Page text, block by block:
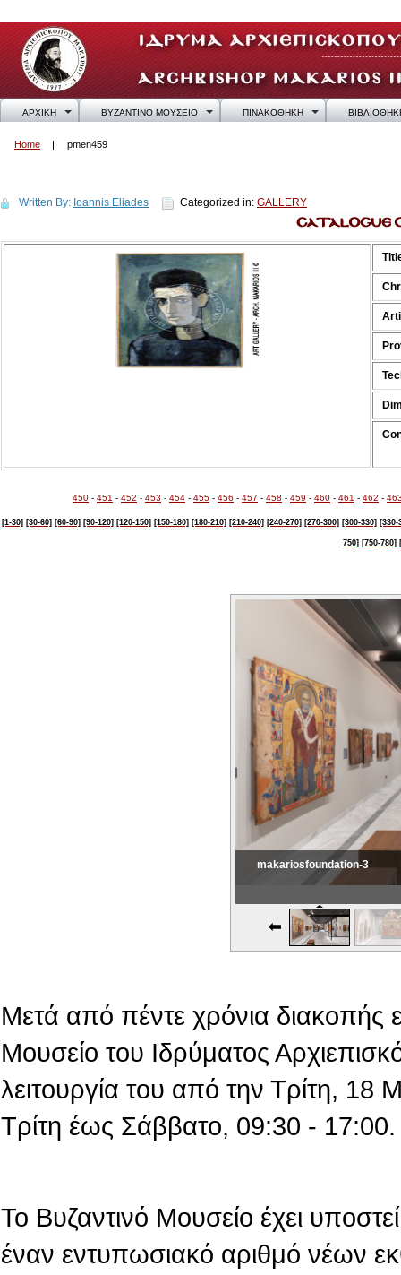
ΑΡΧΙΚΗ ΒΥΖΑΝΤΙΝΟ ΜΟΥΣΕΙΟ ΠΙΝΑΚΟΘΗΚΗ
Home pmen459
Written By: Ioannis Eliades Categorized in: GALLERY
450 - 451 - 452 - 453 - 454 - 455 - 456 - 457 - 458 - 459 - 460 - 461 - 462 -
[1-30] [30-60] [60-90] [90-120] [120-150] [150-180] [180-210] [210-240] [240-270] [270-300] [300-330] [330-
750] [750-780]
makariosfoundation-3
Μετά από πέντε χρόνια διακοπής
Μουσείο του Ιδρύματος
λειτουργία του από την Τρίτη,
Τρίτη έως Σάββατο, 09:30 - 17:00.
Το Βυζαντινό Μουσείο έχει υποστεί
έναν εντυπωσιακό αριθμό νέων